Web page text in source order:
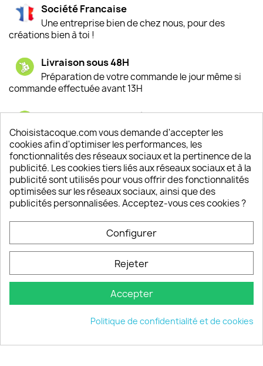
Société Francaise
Une entreprise bien de chez nous, pour des
créations bien à toi !
Livraison sous 48H
Préparation de votre commande le jour même si
commande effectuée avant 13H
Satisfaction de nos clients
Depuis 2009, entre 92% et 94% de nos clients
sont satisfaits de nos produits
Un SAV à votre écoute
Notre SAV est disponible 6/7J de 10h à 18H
keyboard_arrow_down
© 2026 - choisistacoque.com
Choisistacoque.com vous demande d'accepter les
cookies afin d'optimiser les performances, les
fonctionnalités des réseaux sociaux et la pertinence de la
publicité. Les cookies tiers liés aux réseaux sociaux et à la
publicité sont utilisés pour vous offrir des fonctionnalités
optimisées sur les réseaux sociaux, ainsi que des
publicités personnalisées. Acceptez-vous ces cookies ?
Configurer
Rejeter
Accepter
Politique de confidentialité et de cookies